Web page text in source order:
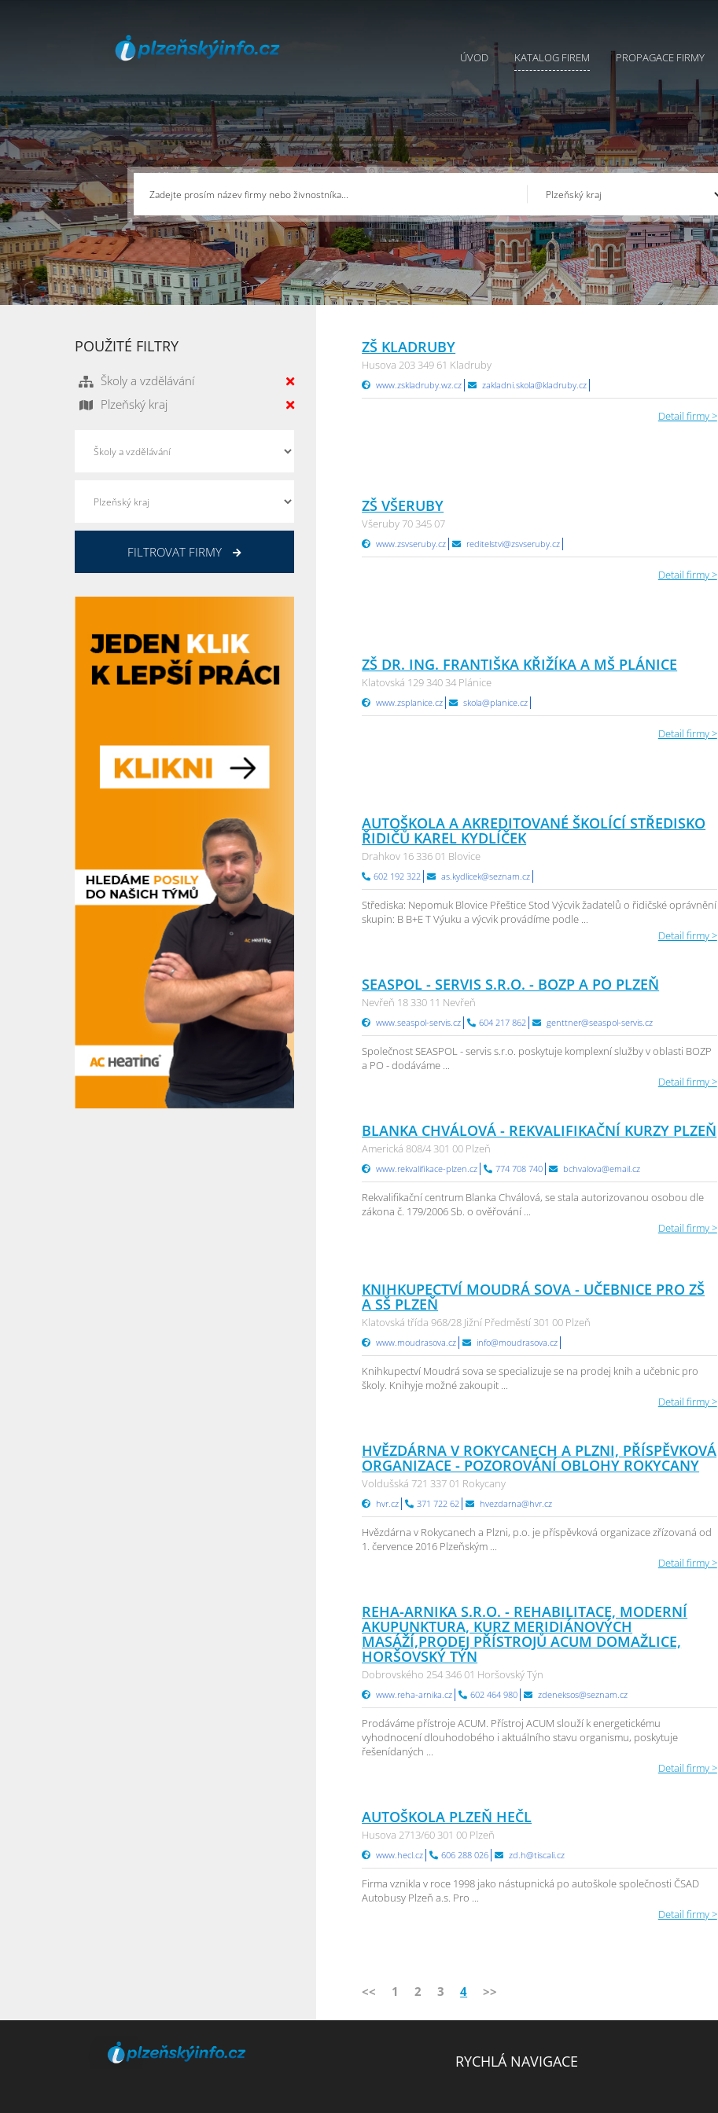
ÚVOD KATALOG FIREM PROPAGACE FIRMY
ZŠ KLADRUBY
Husova 203 349 61 Kladruby
www.zskladruby.wz.cz zakladni.skola@kladruby.cz
Detail firmy >
ZŠ VŠERUBY
Všeruby 70 345 07
www.zsvseruby.cz reditelstvi@zsvseruby.cz
Detail firmy >
ZŠ DR. ING. FRANTIŠKA KŘIŽÍKA A MŠ PLÁNICE
Klatovská 129 340 34 Plánice
www.zsplanice.cz skola@planice.cz
Detail firmy >
AUTOŠKOLA A AKREDITOVANÉ ŠKOLÍCÍ STŘEDISKO
ŘIDIČŮ KAREL KYDLÍČEK
Drahkov 16 336 01 Blovice
602 192 322 as.kydlicek@seznam.cz
Střediska: Nepomuk Blovice Přeštice Stod Výcvik žadatelů o řidičské oprávnění
skupin: B B+E T Výuku a výcvik provádíme podle ...
Detail firmy >
SEASPOL - SERVIS S.R.O. - BOZP A PO PLZEŇ
Nevřeň 18 330 11 Nevřeň
www.seaspol-servis.cz 604 217 862 genttner@seaspol-servis.cz
Společnost SEASPOL - servis s.r.o. poskytuje komplexní služby v oblasti BOZP
a PO - dodáváme ...
Detail firmy >
BLANKA CHVÁLOVÁ - REKVALIFIKAČNÍ KURZY PLZEŇ
Americká 808/4 301 00 Plzeň
www.rekvalifikace-plzen.cz 774 708 740 bchvalova@email.cz
Rekvalifikační centrum Blanka Chválová, se stala autorizovanou osobou dle
zákona č. 179/2006 Sb. o ověřování ...
Detail firmy >
KNIHKUPECTVÍ MOUDRÁ SOVA - UČEBNICE PRO ZŠ
A SŠ PLZEŇ
Klatovská třída 968/28 Jižní Předměstí 301 00 Plzeň
www.moudrasova.cz info@moudrasova.cz
Knihkupectví Moudrá sova se specializuje se na prodej knih a učebnic pro
školy. Knihyje možné zakoupit ...
Detail firmy >
HVĚZDÁRNA V ROKYCANECH A PLZNI, PŘÍSPĚVKOVÁ
ORGANIZACE - POZOROVÁNÍ OBLOHY ROKYCANY
Voldušská 721 337 01 Rokycany
hvr.cz 371 722 62 hvezdarna@hvr.cz
Hvězdárna v Rokycanech a Plzni, p.o. je příspěvková organizace zřízovaná od
1. července 2016 Plzeňským ...
Detail firmy >
REHA-ARNIKA S.R.O. - REHABILITACE, MODERNÍ
AKUPUNKTURA, KURZ MERIDIÁNOVÝCH
MASÁŽÍ,PRODEJ PŘÍSTROJŮ ACUM DOMAŽLICE,
HORŠOVSKÝ TÝN
Dobrovského 254 346 01 Horšovský Týn
www.reha-arnika.cz 602 464 980 zdeneksos@seznam.cz
Prodáváme přístroje ACUM. Přístroj ACUM slouží k energetickému
vyhodnocení dlouhodobého i aktuálního stavu organismu, poskytuje
řešenídaných ...
Detail firmy >
AUTOŠKOLA PLZEŇ HEČL
Husova 2713/60 301 00 Plzeň
www.hecl.cz 606 288 026 zd.h@tiscali.cz
Firma vznikla v roce 1998 jako nástupnická po autoškole společnosti ČSAD
Autobusy Plzeň a.s. Pro ...
Detail firmy >
<< 1 2 3 4 >>
POUŽITÉ FILTRY
Školy a vzdělávání
Plzeňský kraj
FILTROVAT FIRMY
RYCHLÁ NAVIGACE